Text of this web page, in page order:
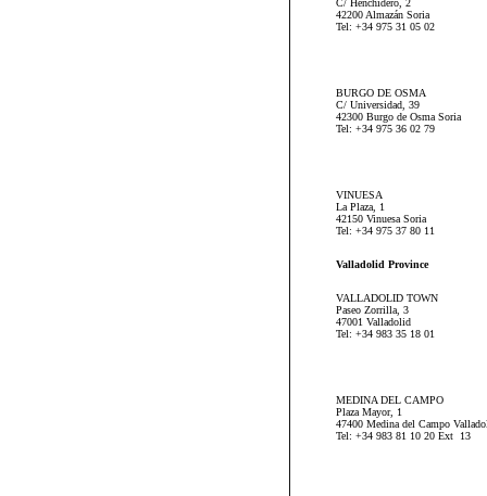
42200 Almazán Soria
Tel: +34 975 31 05 02
BURGO DE OSMA
C/ Universidad, 39
42300 Burgo de Osma Soria
Tel: +34 975 36 02 79
VINUESA
La Plaza, 1
42150 Vinuesa Soria
Tel: +34 975 37 80 11
Valladolid Province
VALLADOLID TOWN
Paseo Zorrilla, 3
47001 Valladolid
Tel: +34 983 35 18 01
MEDINA DEL CAMPO
Plaza Mayor, 1
47400 Medina del Campo
Tel: +34 983 81 10 20 Ext 13